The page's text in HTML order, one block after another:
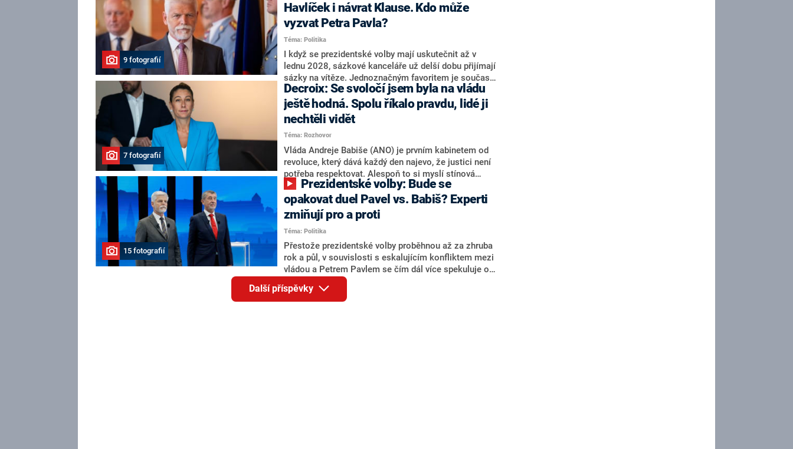
Martin Kuba. Konkrétní nebyl, ale získat by takto mohl
například senátora Zdeňka Hrabu, který je dnes
součástí klubu ODS a TOP 09. Hraba to na dotaz
redakce nevyloučil. Předseda klubu senátorů ODS
Zdeněk Nytra redakci řekl, že počítá s odchodem
některých senátorů z klubu a že Naše Česko není
nepřítel, ale soupeř.
9 fotografií
Havlíček i návrat Klause. Kdo může
vyzvat Petra Pavla?
Téma: Politika
I když se prezidentské volby mají uskutečnit až v
lednu 2028, sázkové kanceláře už delší dobu přijímají
sázky na vítěze. Jednoznačným favoritem je současná
hlava státu Petr Pavel. Daleko za ním pak bookmakeři
zmiňují dva výrazné politiky ANO, tedy premiéra
Andreje Babiše a ministra průmyslu Karla Havlíčka.
Oblíbeným tipem samotných sázkařů je poslanec za
Motoristy Filip Turek. Politolog Jan Kubáček nicméně
o případné kandidatuře kohokoliv ze zmíněné trojice
značně pochybuje. Podle něj současná koalice dosud
nemá osobu, která by Pavlovi mohla konkurovat.
7 fotografií
Decroix: Se svoločí jsem byla na vládu
ještě hodná. Spolu říkalo pravdu, lidé ji
nechtěli vidět
Téma: Rozhovor
Vláda Andreje Babiše (ANO) je prvním kabinetem od
revoluce, který dává každý den najevo, že justici není
potřeba respektovat. Alespoň to si myslí stínová
ministryně spravedlnosti ODS Eva Decroix. V
rozhovoru pro CNN Prima NEWS si nebrala servítky
ohledně politického výkonu svého nástupce Jeronýma
Tejce (za ANO) či vládní zmocněnkyně pro lidská
práva Taťány Malé (ANO). Označením „svoloč“ na
adresu vlády prý byla ještě hodná. Decroix se také
vrátila k volební porážce koalice Spolu či promluvila o
hnutí Naše Česko Martina Kuby.
15 fotografií
opakovat duel Pavel vs. Babiš? Experti
zmiňují pro a proti
Téma: Politika
Přestože prezidentské volby proběhnou až za zhruba
rok a půl, v souvislosti s eskalujícím konfliktem mezi
vládou a Petrem Pavlem se čím dál více spekuluje o
tom, koho by do bitvy o Hrad mohla vyslat současná
koalice. Někteří političtí komentátoři znovu vytahují
jméno premiéra Andreje Babiše (ANO). Jak moc je
Další příspěvky